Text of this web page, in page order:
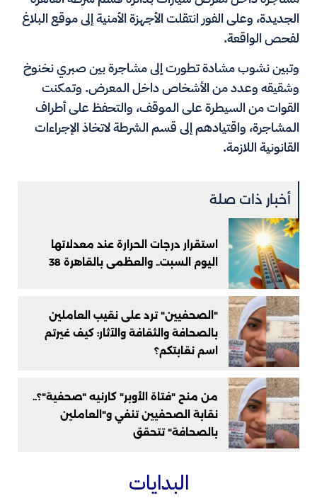
الجديدة، وعلى الفور انتقلت الأجهزة الأمنية إلى موقع البلاغ
لفحص الواقعة.
وتبين نشوب مشادة تطورت إلى مشاجرة بين صبري نخنوخ
وشقيقه وعدد من الأشخاص داخل المعرض. وتمكنت
القوات من السيطرة على الموقف، والتحفظ على أطراف
المشاجرة، واقتيادهم إلى قسم الشرطة لاتخاذ الإجراءات
القانونية اللازمة.
أخبار ذات صلة
استقرار درجات الحرارة عند معدلاتها
اليوم السبت.. والعظمى بالقاهرة 38
"الصحفيين" ترد على نقيب العاملين
بالصحافة والثقافة والآثار: كيف غيرتم
اسم نقابتكم؟
من منح "فتاة الأوبر" كارنيه "صحفية"؟..
نقابة الصحفيين تنفي و"العاملين
بالصحافة" تتحقق
البدايات